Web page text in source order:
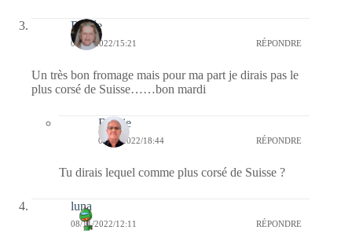
Renée
08/11/2022/15:21 RÉPONDRE
Un très bon fromage mais pour ma part je dirais pas le
plus corsé de Suisse……bon mardi
Bernie
08/11/2022/18:44 RÉPONDRE
Tu dirais lequel comme plus corsé de Suisse ?
luna
08/11/2022/12:11 RÉPONDRE